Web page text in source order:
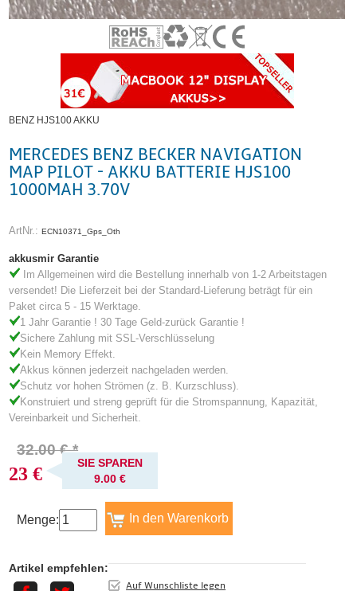
BENZ HJS100 AKKU
MERCEDES BENZ BECKER NAVIGATION
MAP PILOT - AKKU BATTERIE HJS100
1000MAH 3.70V
ArtNr.:ECN10371_Gps_Oth
akkusmir Garantie
Im Allgemeinen wird die Bestellung innerhalb von 1-2 Arbeitstagen
versendet! Die Lieferzeit bei der Standard-Lieferung beträgt für ein
Paket circa 5 - 15 Werktage.
1 Jahr Garantie ! 30 Tage Geld-zurück Garantie !
Sichere Zahlung mit SSL-Verschlüsselung
Kein Memory Effekt.
Akkus können jederzeit nachgeladen werden.
Schutz vor hohen Strömen (z. B. Kurzschluss).
Konstruiert und streng geprüft für die Stromspannung, Kapazität,
Vereinbarkeit und Sicherheit.
32.00 € *
23 €
SIE SPAREN
9.00 €
Menge:
Artikel empfehlen:
Auf Wunschliste legen